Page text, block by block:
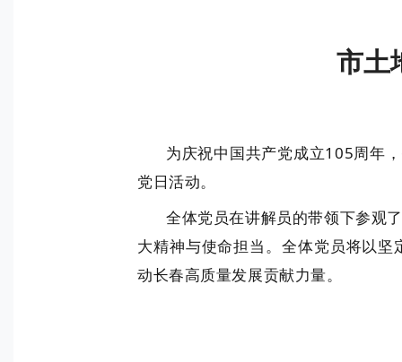
市土
为庆祝中国共产党成立105周年
党日活动。
全体党员在讲解员的带领下参观
大精神与使命担当。全体党员将以坚
动长春高质量发展贡献力量。